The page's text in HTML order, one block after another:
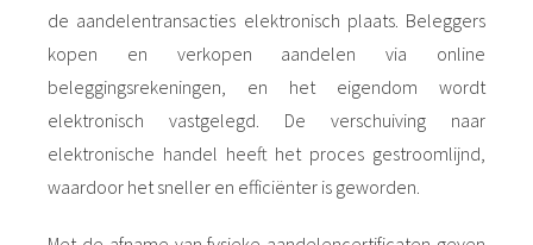
de aandelentransacties elektronisch plaats. Beleggers
kopen en verkopen aandelen via online
beleggingsrekeningen, en het eigendom wordt
elektronisch vastgelegd. De verschuiving naar
elektronische handel heeft het proces gestroomlijnd,
waardoor het sneller en efficiënter is geworden.